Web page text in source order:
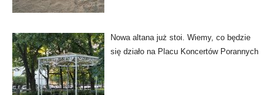
Nowa altana już stoi. Wiemy, co będzie
się działo na Placu Koncertów Porannych